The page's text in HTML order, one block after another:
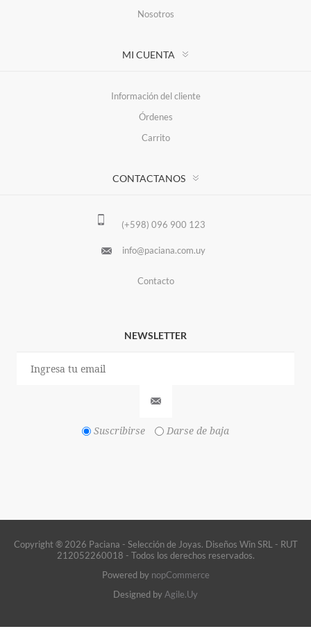
Nosotros
MI CUENTA
Información del cliente
Órdenes
Carrito
CONTACTANOS
(+598) 096 900 123
info@paciana.com.uy
Contacto
NEWSLETTER
Suscribirse Darse de baja
Copyright ® 2026 Paciana - Selección de Joyas. Diseños Win SRL - RUT
212052260018 - Todos los derechos reservados.
Powered by nopCommerce
Designed byAgile.Uy